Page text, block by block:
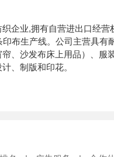
企业,拥有自营进出口经
布生产线。公司主营具
、沙发布床上用品）、
、制版和印花。